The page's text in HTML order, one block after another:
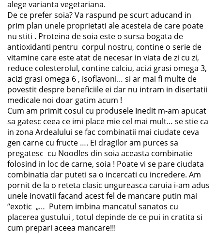
alege varianta vegetariana.
De ce prefer soia? Va raspund pe scurt aducand in
prim plan unele proprietati ale acesteia de care poate
nu stiti . Proteina de soia este o sursa bogata de
antioxidanti pentru corpul nostru, contine o serie de
vitamine care este atat de necesar in viata de zi cu zi,
reduce colesterolul, contine calciu, acizi grasi omega 3,
acizi grasi omega 6 , isoflavoni… si ar mai fi multe de
povestit despre beneficiile ei dar nu intram in disertatii
medicale noi doar gatim acum !
Cum am primit cosul cu produsele Inedit m-am apucat
sa gatesc ceea ce imi place mie cel mai mult… se stie ca
in zona Ardealului se fac combinatii mai ciudate ceva
gen carne cu fructe …. Ei dragilor am purces sa
pregatesc cu Noodles din soia aceasta combinatie
folosind in loc de carne, soia ! Poate vi se pare ciudata
combinatia dar puteti sa o incercati cu incredere. Am
pornit de la o reteta clasic ungureasca caruia i-am adus
unele inovatii facand acest fel de mancare putin mai
“exotic „… Putem imbina mancatul sanatos cu
placerea gustului , totul depinde de ce pui in cratita si
cum prepari aceea mancare!!!